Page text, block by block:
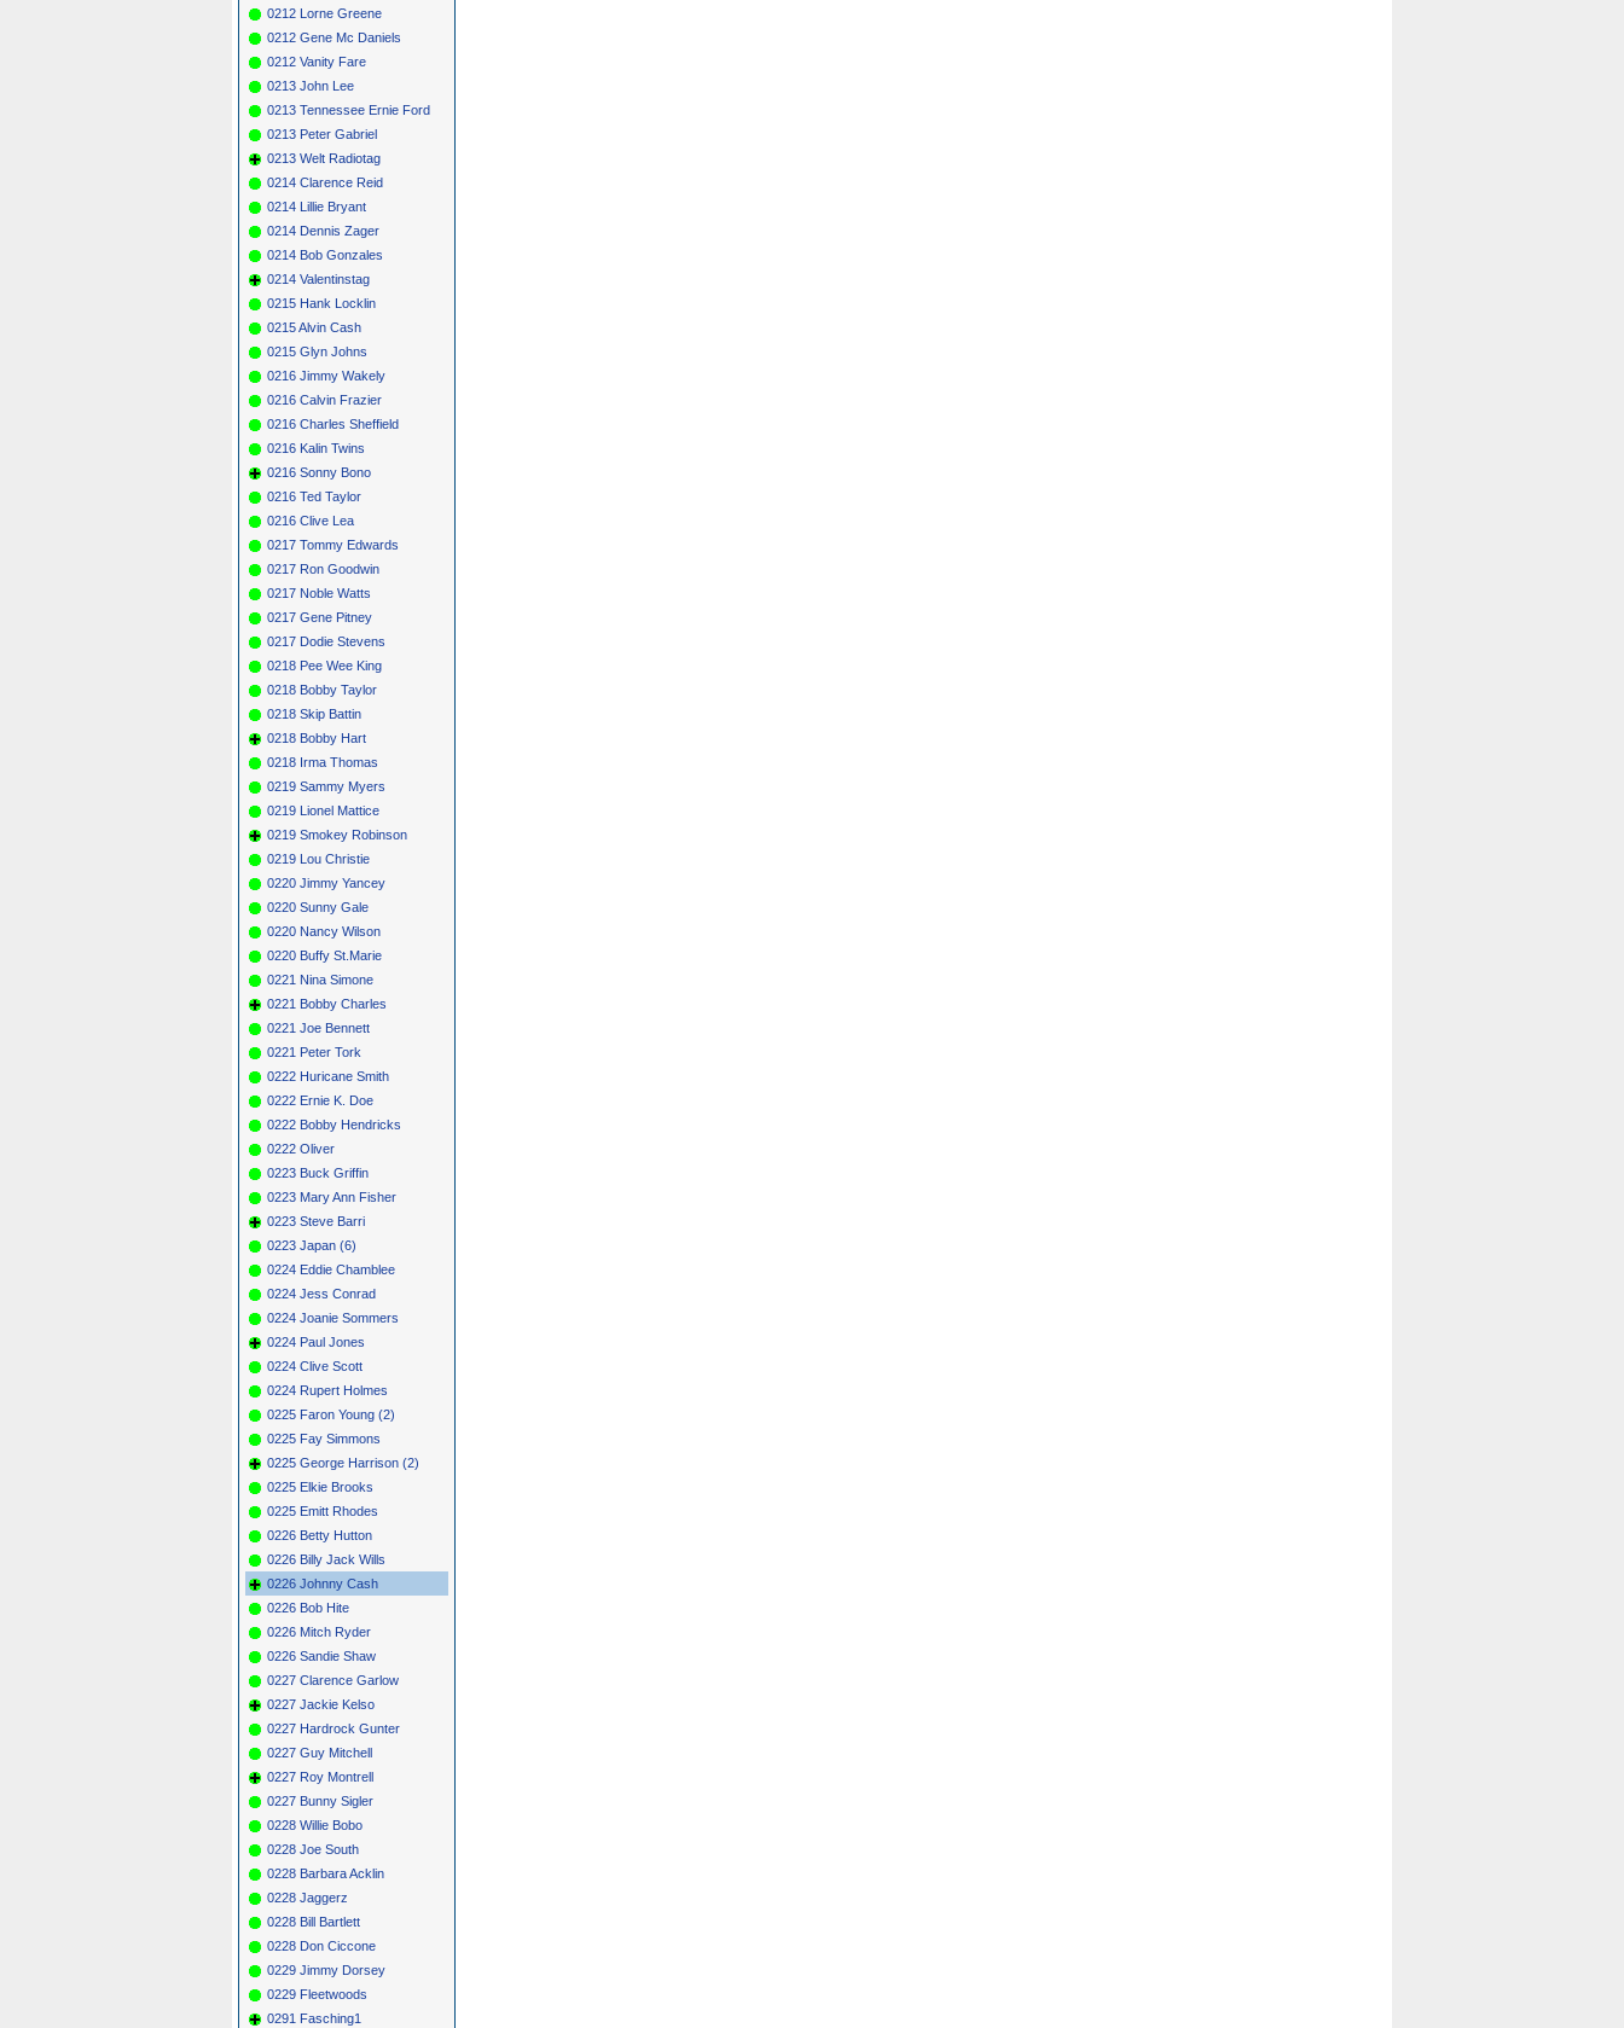
0212 Lorne Greene
0212 Gene Mc Daniels
0212 Vanity Fare
0213 John Lee
0213 Tennessee Ernie Ford
0213 Peter Gabriel
0213 Welt Radiotag
0214 Clarence Reid
0214 Lillie Bryant
0214 Dennis Zager
0214 Bob Gonzales
0214 Valentinstag
0215 Hank Locklin
0215 Alvin Cash
0215 Glyn Johns
0216 Jimmy Wakely
0216 Calvin Frazier
0216 Charles Sheffield
0216 Kalin Twins
0216 Sonny Bono
0216 Ted Taylor
0216 Clive Lea
0217 Tommy Edwards
0217 Ron Goodwin
0217 Noble Watts
0217 Gene Pitney
0217 Dodie Stevens
0218 Pee Wee King
0218 Bobby Taylor
0218 Skip Battin
0218 Bobby Hart
0218 Irma Thomas
0219 Sammy Myers
0219 Lionel Mattice
0219 Smokey Robinson
0219 Lou Christie
0220 Jimmy Yancey
0220 Sunny Gale
0220 Nancy Wilson
0220 Buffy St.Marie
0221 Nina Simone
0221 Bobby Charles
0221 Joe Bennett
0221 Peter Tork
0222 Huricane Smith
0222 Ernie K. Doe
0222 Bobby Hendricks
0222 Oliver
0223 Buck Griffin
0223 Mary Ann Fisher
0223 Steve Barri
0223 Japan (6)
0224 Eddie Chamblee
0224 Jess Conrad
0224 Joanie Sommers
0224 Paul Jones
0224 Clive Scott
0224 Rupert Holmes
0225 Faron Young (2)
0225 Fay Simmons
0225 George Harrison (2)
0225 Elkie Brooks
0225 Emitt Rhodes
0226 Betty Hutton
0226 Billy Jack Wills
0226 Johnny Cash
0226 Bob Hite
0226 Mitch Ryder
0226 Sandie Shaw
0227 Clarence Garlow
0227 Jackie Kelso
0227 Hardrock Gunter
0227 Guy Mitchell
0227 Roy Montrell
0227 Bunny Sigler
0228 Willie Bobo
0228 Joe South
0228 Barbara Acklin
0228 Jaggerz
0228 Bill Bartlett
0228 Don Ciccone
0229 Jimmy Dorsey
0229 Fleetwoods
0291 Fasching1